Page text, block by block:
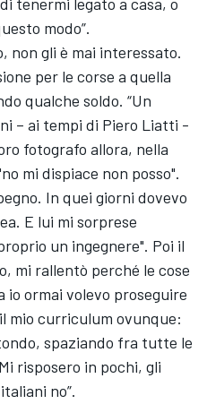
modo”.
non gli è mai interessato.
per le corse a quella
qualche soldo. “Un
– ai tempi di Piero Liatti -
fotografo allora, nella
mi dispiace non posso".
In quei giorni dovevo
E lui mi sorprese
un ingegnere". Poi il
mi rallentò perché le cose
ormai volevo proseguire
mio curriculum ovunque:
spaziando fra tutte le
risposero in pochi, gli
no”.